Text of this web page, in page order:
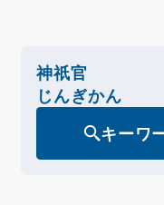
神祇官
じんぎかん
キーワ